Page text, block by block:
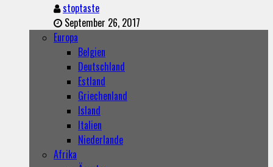
stoptaste
September 26, 2017
Europa
Belgien
Deutschland
Estland
Griechenland
Island
Italien
Niederlande
Afrika